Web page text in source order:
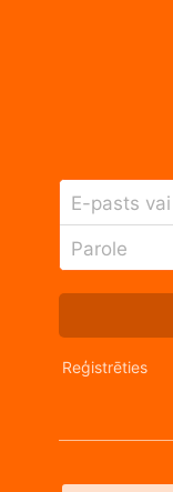
E-pasts
Parole
Reģistrēties